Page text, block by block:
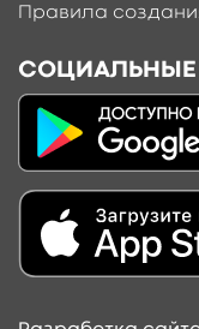
Правила
СОЦИАЛЬНЫЕ